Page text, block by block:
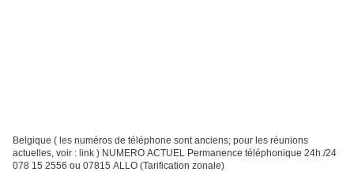
Belgique ( les numéros de téléphone sont anciens; pour les réunions
actuelles, voir : link ) NUMERO ACTUEL Permanence téléphonique 24h./24
078 15 2556 ou 07815 ALLO (Tarification zonale)